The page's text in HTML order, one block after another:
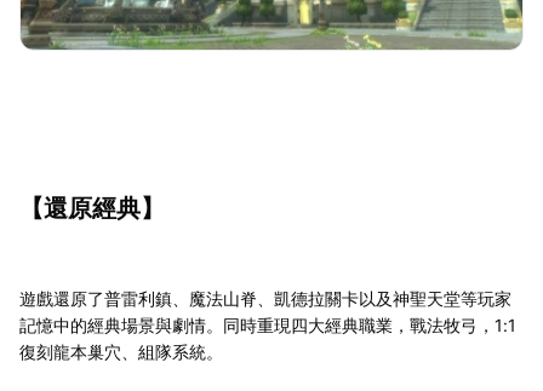
【還原經典】
遊戲還原了普雷利鎮、魔法山脊、凱德拉關卡以及神聖天堂等玩家
記憶中的經典場景與劇情。同時重現四大經典職業，戰法牧弓，1:1
復刻龍本巢穴、組隊系統。